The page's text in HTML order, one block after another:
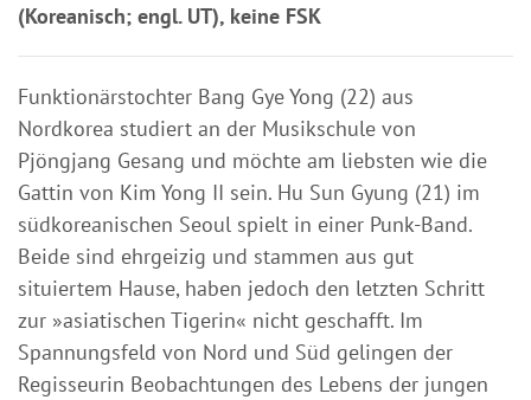
(Koreanisch; engl. UT), keine FSK
Funktionärstochter Bang Gye Yong (22) aus
Nordkorea studiert an der Musikschule von
Pjöngjang Gesang und möchte am liebsten wie die
Gattin von Kim Yong II sein. Hu Sun Gyung (21) im
südkoreanischen Seoul spielt in einer Punk-Band.
Beide sind ehrgeizig und stammen aus gut
situiertem Hause, haben jedoch den letzten Schritt
zur »asiatischen Tigerin« nicht geschafft. Im
Spannungsfeld von Nord und Süd gelingen der
Regisseurin Beobachtungen des Lebens der jungen